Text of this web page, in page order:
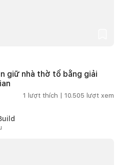
giữ nhà thờ tổ bằng giải
1 lượt thích | 10.505 lượt xem